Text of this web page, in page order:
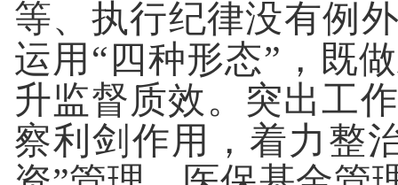
等、执行纪律没有例
运用“四种形态”，既
升监督质效。突出工
察利剑作用，着力整